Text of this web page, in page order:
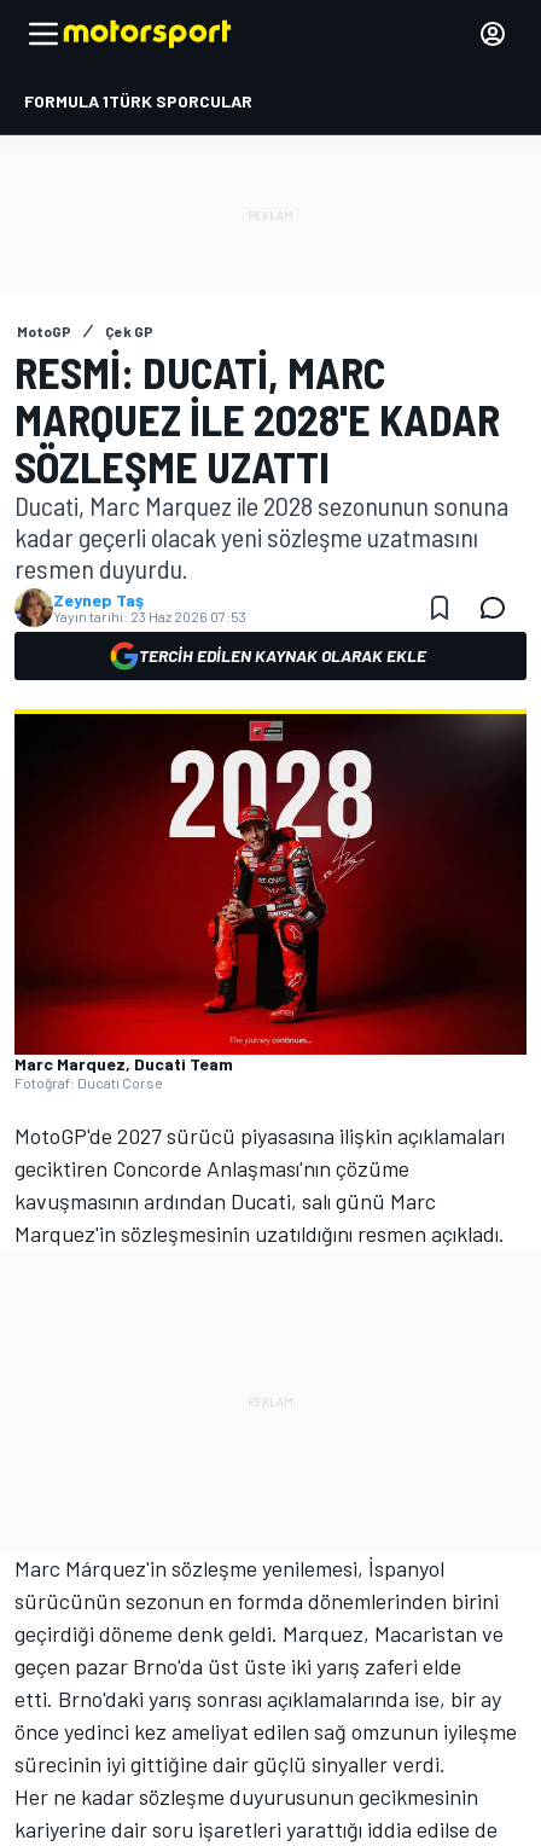
FORMULA 1TÜRK SPORCULAR
MotoGP Çek GP
RESMI: DUCATI, MARC
MARQUEZ ILE 2028'E KADAR
SÖZLEŞME UZATTI
Ducati, Marc Marquez ile 2028 sezonunun sonuna
kadar geçerli olacak yeni sözleşme uzatmasını
resmen duyurdu.
Zeynep Taş
Yayın tarihi: 23 Haz 2026 07:53
TERCIH EDILEN KAYNAK OLARAK EKLE
Marc Marquez, Ducati Team
Fotoğraf: Ducati Corse
MotoGP'de 2027 sürücü piyasasına ilişkin açıklamaları
geciktiren Concorde Anlaşması'nın çözüme
kavuşmasının ardından Ducati, salı günü Marc
Marquez'in sözleşmesinin uzatıldığını resmen açıkladı.
Marc Márquez'in sözleşme yenilemesi, İspanyol
sürücünün sezonun en formda dönemlerinden birini
geçirdiği döneme denk geldi. Marquez, Macaristan ve
geçen pazar Brno'da üst üste iki yarış zaferi elde
etti. Brno'daki yarış sonrası açıklamalarında ise, bir ay
önce yedinci kez ameliyat edilen sağ omzunun iyileşme
sürecinin iyi gittiğine dair güçlü sinyaller verdi.
Her ne kadar sözleşme duyurusunun gecikmesinin
kariyerine dair soru işaretleri yarattığı iddia edilse de